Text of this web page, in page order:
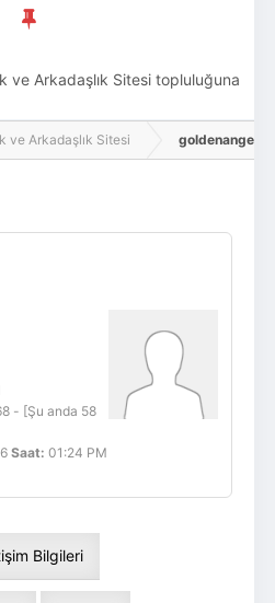
ve Arkadaşlık Sitesi topluluğuna
katılmak istersen kayıt
ve Arkadaşlık Sitesi goldenangel,
- [Şu anda 58
Saat: 01:24 PM
Bilgileri